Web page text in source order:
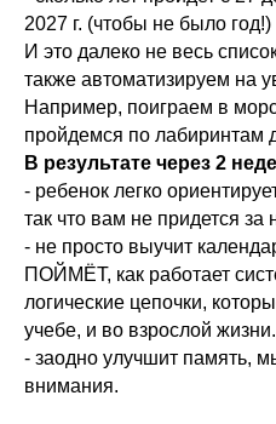
2027 г. (чтобы не было год!)
И это далеко не весь
также автоматизируем на
Например, поиграем в
пройдемся по лабиринтам
В результате через 2
- ребенок легко
так что вам не придется за
- не просто выучит
ПОЙМЁТ, как работает
логические цепочки,
учебе, и во взрослой жизни.
- заодно улучшит память,
внимания.